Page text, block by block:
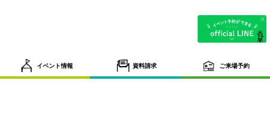
イベント情報 資料請求 ご来場予約